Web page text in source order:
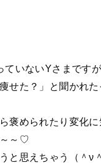
いないYさまですが
せた？」と聞かれ
褒められたり変化
～♡
と思えちゃう（＾